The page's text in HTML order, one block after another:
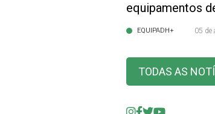
equipamentos
EQUIPADH+ 05 de
TODAS AS